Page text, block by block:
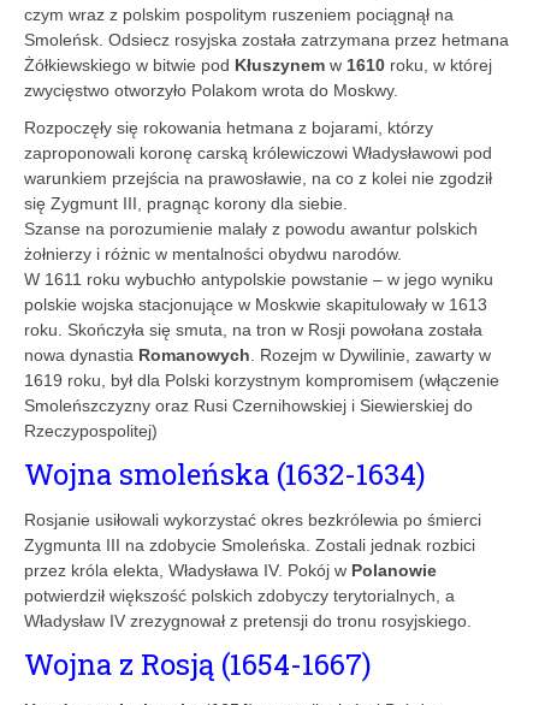
czym wraz z polskim pospolitym ruszeniem pociągnął na
Smoleńsk. Odsiecz rosyjska została zatrzymana przez hetmana
Żółkiewskiego w bitwie pod Kłuszynem w 1610 roku, w której
zwycięstwo otworzyło Polakom wrota do Moskwy.
Rozpoczęły się rokowania hetmana z bojarami, którzy
zaproponowali koronę carską królewiczowi Władysławowi pod
warunkiem przejścia na prawosławie, na co z kolei nie zgodził
się Zygmunt III, pragnąc korony dla siebie.
Szanse na porozumienie malały z powodu awantur polskich
żołnierzy i różnic w mentalności obydwu narodów.
W 1611 roku wybuchło antypolskie powstanie – w jego wyniku
polskie wojska stacjonujące w Moskwie skapitulowały w 1613
roku. Skończyła się smuta, na tron w Rosji powołana została
nowa dynastia Romanowych . Rozejm w Dywilinie, zawarty w
1619 roku, był dla Polski korzystnym kompromisem (włączenie
Smoleńszczyzny oraz Rusi Czernihowskiej i Siewierskiej do
Rzeczypospolitej)
Wojna smoleńska (1632-1634)
Rosjanie usiłowali wykorzystać okres bezkrólewia po śmierci
Zygmunta III na zdobycie Smoleńska. Zostali jednak rozbici
przez króla elekta, Władysława IV. Pokój w Polanowie
potwierdził większość polskich zdobyczy terytorialnych, a
Władysław IV zrezygnował z pretensji do tronu rosyjskiego.
Wojna z Rosją (1654-1667)